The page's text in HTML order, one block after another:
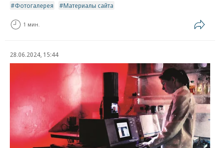
Фотогалерея Материалы сайта
1 мин.
28.06.2024, 15:44